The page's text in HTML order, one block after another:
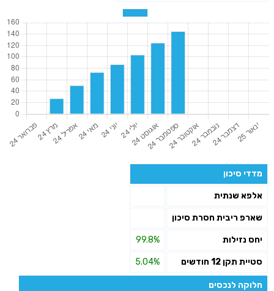
מדדי סיכון
אלפא שנתית
שארפ ריבית חסרת סיכון
יחס נזילות 99.8%
סטיית תקן 12 חודשים 5.04%
חלוקה לנכסים